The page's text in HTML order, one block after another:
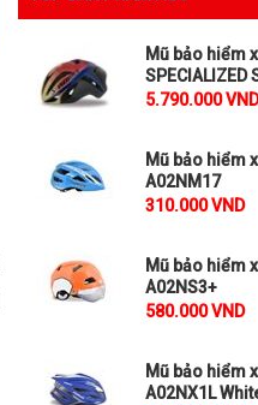
Mũ bảo hiểm
SPECIALIZED
5.790.000 VND
Mũ bảo hiểm
A02NM17
310.000 VND
Mũ bảo hiểm
A02NS3+
580.000 VND
Mũ bảo hiểm
A02NX1L